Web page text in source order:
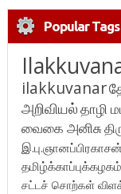
Popular Tags
ilakkuvanar
அறிவியல்தாழி
வைகை அனிசு
இ.பு.ஞானப்பிரகாசன்
தமிழ்க்காப்புக்கழகம்
சட்டச் சொற்கள்